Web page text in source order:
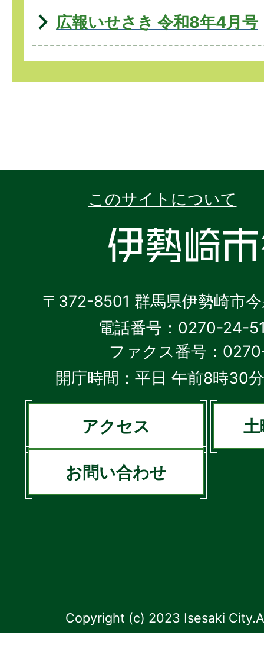
広報いせさき 令和8年4月号
このサイトについて
〒372-8501 群馬県伊勢崎市
電話番号：0270-24-
ファクス番号：
開庁時間：平日 午前8時30
アクセス 土
お問い合わせ
Copyright (c) 2023 Isesaki